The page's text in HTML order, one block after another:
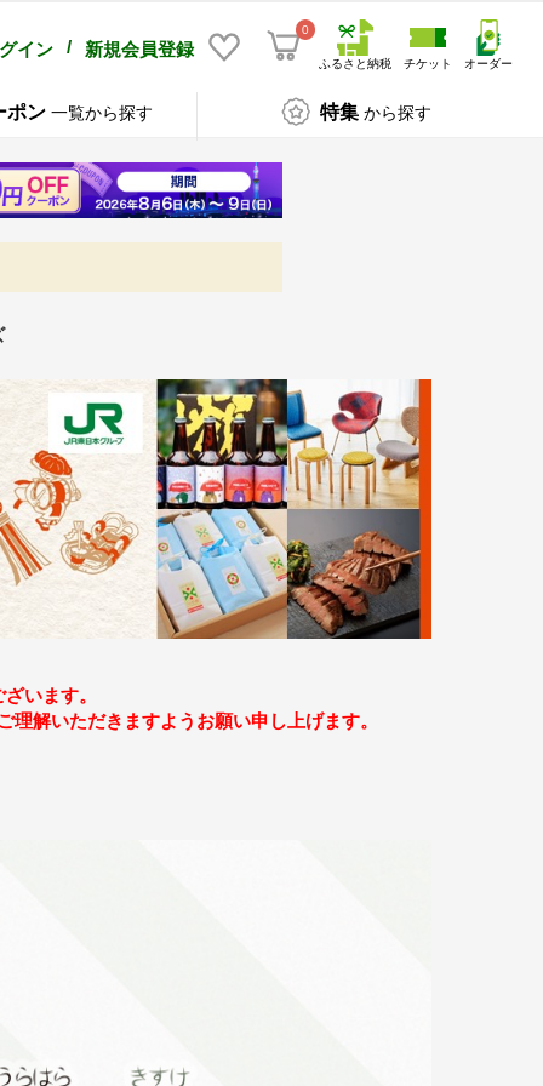
イン / 新規会員登録
0
ふるさと納税 チケット オーダー
ポン 一覧から探す 特集 から探す
います。
理解いただきますようお願い申し上げます。